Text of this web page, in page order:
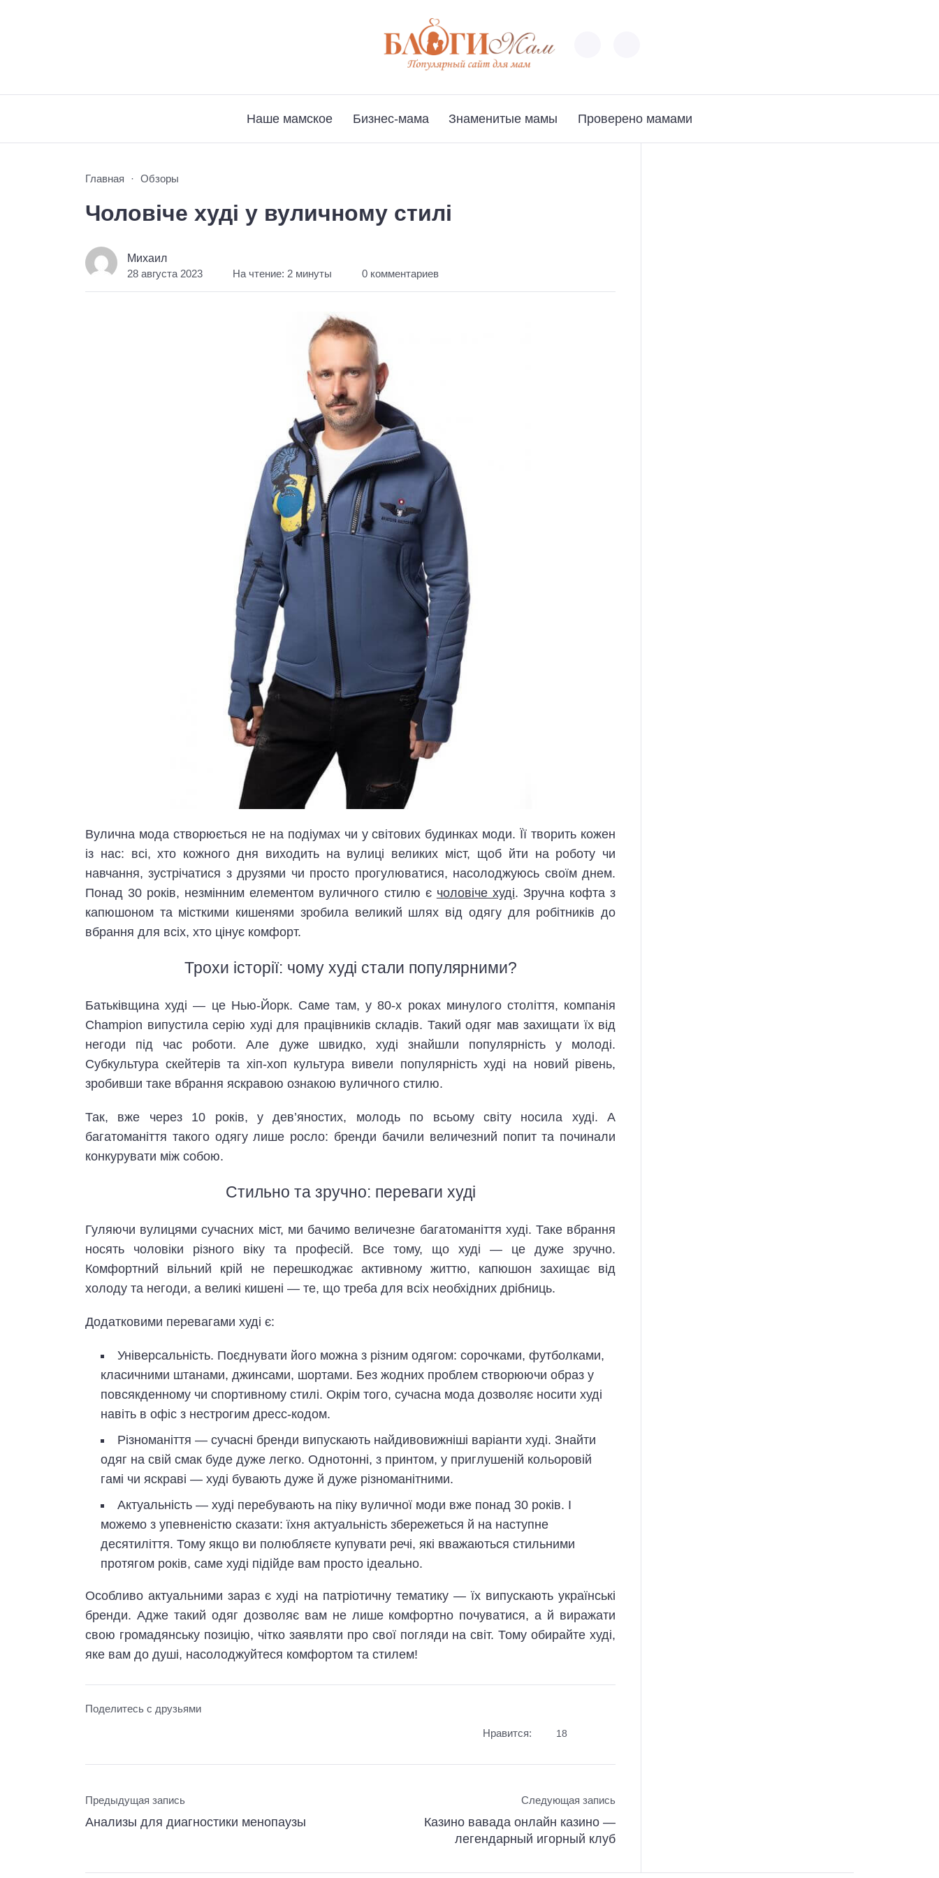
Наше мамское Бизнес-мама Знаменитые мамы Проверено мамами
Главная Обзоры
Чоловіче худі у вуличному стилі
Михаил
28 августа 2023 На чтение: 2 минуты 0 комментариев
Вулична мода створюється не на подіумах чи у світових будинках моди. Її творить кожен
із нас: всі, хто кожного дня виходить на вулиці великих міст, щоб йти на роботу чи
навчання, зустрічатися з друзями чи просто прогулюватися, насолоджуюсь своїм днем.
Понад 30 років, незмінним елементом вуличного стилю є чоловіче худі. Зручна кофта з
капюшоном та місткими кишенями зробила великий шлях від одягу для робітників до
вбрання для всіх, хто цінує комфорт.
Трохи історії: чому худі стали популярними?
Батьківщина худі — це Нью-Йорк. Саме там, у 80-х роках минулого століття, компанія
Champion випустила серію худі для працівників складів. Такий одяг мав захищати їх від
негоди під час роботи. Але дуже швидко, худі знайшли популярність у молоді.
Субкультура скейтерів та хіп-хоп культура вивели популярність худі на новий рівень,
зробивши таке вбрання яскравою ознакою вуличного стилю.
Так, вже через 10 років, у дев’яностих, молодь по всьому світу носила худі. А
багатоманіття такого одягу лише росло: бренди бачили величезний попит та починали
конкурувати між собою.
Стильно та зручно: переваги худі
Гуляючи вулицями сучасних міст, ми бачимо величезне багатоманіття худі. Таке вбрання
носять чоловіки різного віку та професій. Все тому, що худі — це дуже зручно.
Комфортний вільний крій не перешкоджає активному життю, капюшон захищає від
холоду та негоди, а великі кишені — те, що треба для всіх необхідних дрібниць.
Додатковими перевагами худі є:
Універсальність. Поєднувати його можна з різним одягом: сорочками, футболками,
класичними штанами, джинсами, шортами. Без жодних проблем створюючи образ у
повсякденному чи спортивному стилі. Окрім того, сучасна мода дозволяє носити худі
навіть в офіс з нестрогим дресс-кодом.
Різноманіття — сучасні бренди випускають найдивовижніші варіанти худі. Знайти
одяг на свій смак буде дуже легко. Однотонні, з принтом, у приглушеній кольоровій
гамі чи яскраві — худі бувають дуже й дуже різноманітними.
Актуальність — худі перебувають на піку вуличної моди вже понад 30 років. І
можемо з упевненістю сказати: їхня актуальність збережеться й на наступне
десятиліття. Тому якщо ви полюбляєте купувати речі, які вважаються стильними
протягом років, саме худі підійде вам просто ідеально.
Особливо актуальними зараз є худі на патріотичну тематику — їх випускають українські
бренди. Адже такий одяг дозволяє вам не лише комфортно почуватися, а й виражати
свою громадянську позицію, чітко заявляти про свої погляди на світ. Тому обирайте худі,
яке вам до душі, насолоджуйтеся комфортом та стилем!
Поделитесь с друзьями
Нравится: 18
Предыдущая запись
Анализы для диагностики менопаузы
Следующая запись
Казино вавада онлайн казино —
легендарный игорный клуб